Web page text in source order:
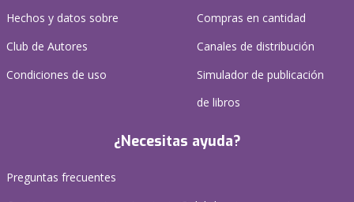
Hechos y datos sobre
Club de Autores
Condiciones de uso
Compras en cantidad
Canales de distribución
Simulador de publicación
de libros
¿Necesitas ayuda?
Preguntas frecuentes